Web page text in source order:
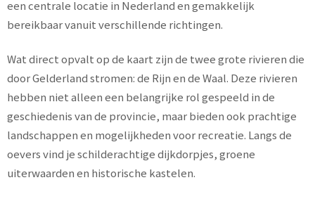
een centrale locatie in Nederland en gemakkelijk
bereikbaar vanuit verschillende richtingen.
Wat direct opvalt op de kaart zijn de twee grote rivieren die
door Gelderland stromen: de Rijn en de Waal. Deze rivieren
hebben niet alleen een belangrijke rol gespeeld in de
geschiedenis van de provincie, maar bieden ook prachtige
landschappen en mogelijkheden voor recreatie. Langs de
oevers vind je schilderachtige dijkdorpjes, groene
uiterwaarden en historische kastelen.